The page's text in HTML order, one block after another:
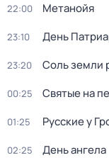
22:00 Метанойя
23:10 День
23:20 Соль земли
00:25 Святые на
01:25 Русcкие у
02:25 День ангела